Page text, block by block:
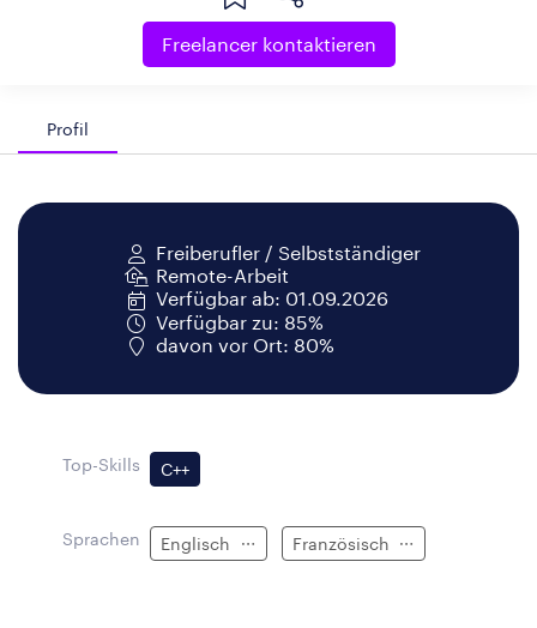
Freelancer kontaktieren
Profil
Freiberufler / Selbstständiger
Remote-Arbeit
Verfügbar ab: 01.09.2026
Verfügbar zu: 85%
davon vor Ort: 80%
Top-Skills C++
Sprachen Englisch Französisch